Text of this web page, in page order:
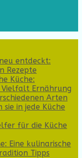
entdeckt:
Rezepte
Küche:
Vielfalt Ernährung
Arten
in jede Küche
für die Küche
Eine kulinarische
Tipps